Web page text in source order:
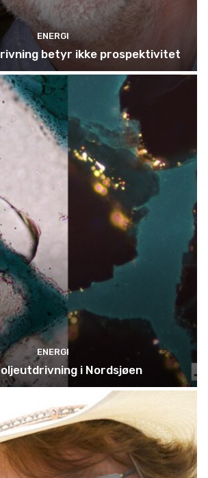
ENERGI
betyr ikke prospektivitet
ENERGI
i Nordsjøen